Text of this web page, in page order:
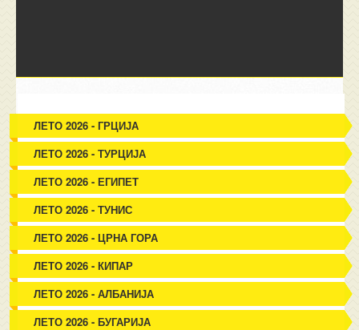
ЛЕТО 2026 - ГРЦИЈА
ЛЕТО 2026 - ТУРЦИЈА
ЛЕТО 2026 - ЕГИПЕТ
ЛЕТО 2026 - ТУНИС
ЛЕТО 2026 - ЦРНА ГОРА
ЛЕТО 2026 - КИПАР
ЛЕТО 2026 - АЛБАНИЈА
ЛЕТО 2026 - БУГАРИЈА